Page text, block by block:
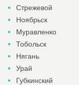
Стрежевой
Ноябрьск
Муравленко
Тобольск
Нягань
Урай
Губкинский